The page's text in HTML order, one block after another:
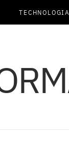
TECHNOLOGIA